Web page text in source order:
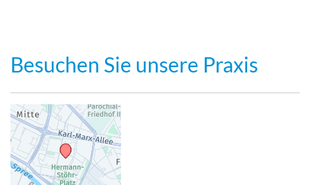
Besuchen Sie unsere Praxis